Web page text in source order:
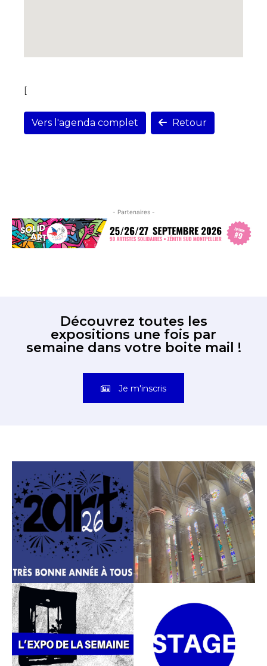
[
Vers l'agenda complet Retour
- Partenaires -
Découvrez toutes les
expositions une fois par
semaine dans votre boite mail !
Je m'inscris